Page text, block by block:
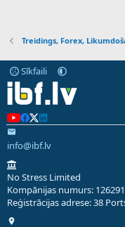
Treidings, Forex,
Sīkfaili
info@ibf.lv
No Stress Limited
Kompānijas numurs:
Reģistrācijas adrese: 38